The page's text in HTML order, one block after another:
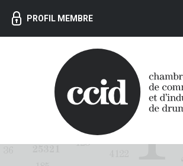
PROFIL MEMBRE